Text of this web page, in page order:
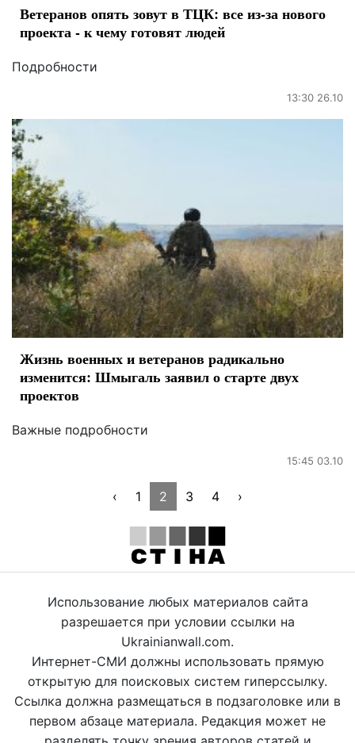
Ветеранов опять зовут в ТЦК: все из-за нового
проекта - к чему готовят людей
Подробности
13:30 26.10
Жизнь военных и ветеранов радикально
изменится: Шмыгаль заявил о старте двух
проектов
Важные подробности
15:45 03.10
‹ 1 2 3 4 ›
Использование любых материалов сайта
разрешается при условии ссылки на
Ukrainianwall.com.
Интернет-СМИ должны использовать прямую
открытую для поисковых систем гиперссылку.
Ссылка должна размещаться в подзаголовке или в
первом абзаце материала. Редакция может не